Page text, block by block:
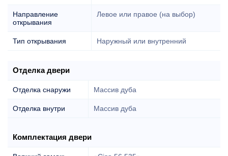
Направление
открывания
Левое или правое (на выбор)
Тип открывания Наружный или внутренний
Отделка двери
Отделка снаружи Массив дуба
Отделка внутри Массив дуба
Комплектация двери